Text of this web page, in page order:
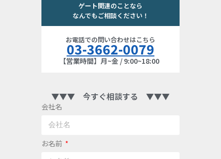
ゲート関連のことなら
なんでもご相談ください！
お電話での問い合わせはこちら
03-3662-0079
【営業時間】月~金 / 9:00~18:00
▼▼▼ 今すぐ相談する ▼▼▼
会社名
お名前